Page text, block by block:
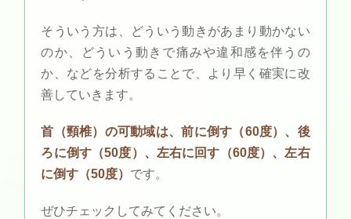
そういう方は、どういう動きがあまり動かない
のか、どういう動きで痛みや違和感を伴うの
か、などを分析することで、より早く確実に改
善していきます。
首（頸椎）の可動域は、前に倒す（60度）、後
ろに倒す（50度）、左右に回す（60度）、左右
に倒す（50度） です。
ぜひチェックしてみてください。